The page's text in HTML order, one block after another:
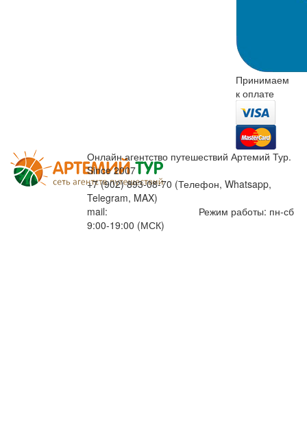
Принимаем
к оплате
Онлайн агентство путешествий Артемий Тур.
Since 2007
+7 (902) 893-08-70 (Телефон, Whatsapp,
Telegram, MAX)
mail:
Режим работы: пн-сб
9:00-19:00 (МСК)